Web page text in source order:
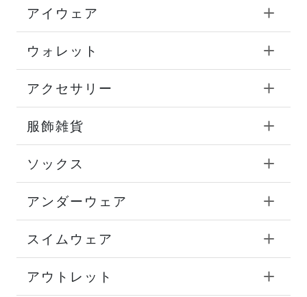
アイウェア
ウォレット
アクセサリー
服飾雑貨
ソックス
アンダーウェア
スイムウェア
アウトレット